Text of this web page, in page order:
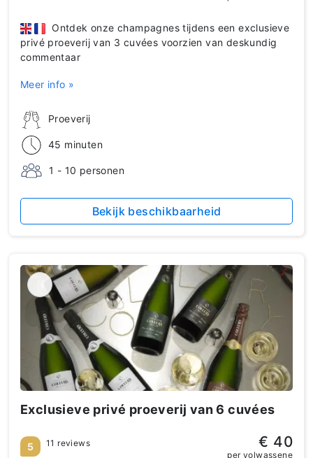
Proeverij
45 minuten
1 - 10 personen
Ontdek onze champagnes tijdens een exclusieve
privé proeverij van 3 cuvées voorzien van deskundig
commentaar
Meer info »
Bekijk beschikbaarheid
Exclusieve privé proeverij van 6 cuvées
5 11 reviews € 40
per volwassene